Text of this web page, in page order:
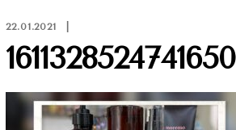
22.01.2021
1611328524741650